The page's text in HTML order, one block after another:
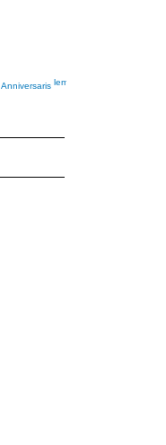
Anniversaris